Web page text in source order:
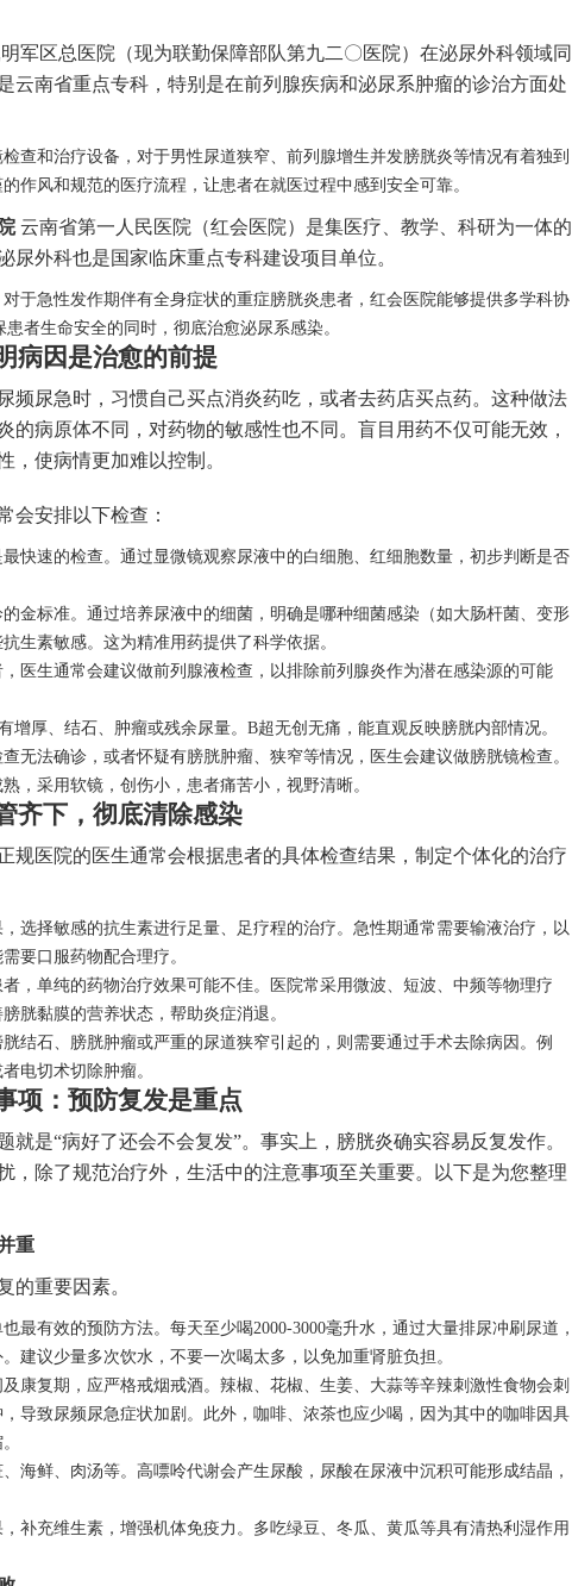
军区总医院（现为联勤保障部队第九二〇医院）在泌尿外科领域同
云南省重点专科，特别是在前列腺疾病和泌尿系肿瘤的诊治方面处
检查和治疗设备，对于男性尿道狭窄、前列腺增生并发膀胱炎等情况有着独到
作风和规范的医疗流程，让患者在就医过程中感到安全可靠。
云南省第一人民医院（红会医院）是集医疗、教学、科研为一体的
尿外科也是国家临床重点专科建设项目单位。
对于急性发作期伴有全身症状的重症膀胱炎患者，红会医院能够提供多学科协
者生命安全的同时，彻底治愈泌尿系感染。
病因是治愈的前提
频尿急时，习惯自己买点消炎药吃，或者去药店买点药。这种做法
的病原体不同，对药物的敏感性也不同。盲目用药不仅可能无效，
，使病情更加难以控制。
会安排以下检查：
最快速的检查。通过显微镜观察尿液中的白细胞、红细胞数量，初步判断是否
的金标准。通过培养尿液中的细菌，明确是哪种细菌感染（如大肠杆菌、变形
生素敏感。这为精准用药提供了科学依据。
，医生通常会建议做前列腺液检查，以排除前列腺炎作为潜在感染源的可能
增厚、结石、肿瘤或残余尿量。B超无创无痛，能直观反映膀胱内部情况。
查无法确诊，或者怀疑有膀胱肿瘤、狭窄等情况，医生会建议做膀胱镜检查。
，采用软镜，创伤小，患者痛苦小，视野清晰。
齐下，彻底清除感染
规医院的医生通常会根据患者的具体检查结果，制定个体化的治疗
，选择敏感的抗生素进行足量、足疗程的治疗。急性期通常需要输液治疗，以
要口服药物配合理疗。
者，单纯的药物治疗效果可能不佳。医院常采用微波、短波、中频等物理疗
胱黏膜的营养状态，帮助炎症消退。
胱结石、膀胱肿瘤或严重的尿道狭窄引起的，则需要通过手术去除病因。例
电切术切除肿瘤。
项：预防复发是重点
就是“病好了还会不会复发”。事实上，膀胱炎确实容易反复发作。
，除了规范治疗外，生活中的注意事项至关重要。以下是为您整理
重
的重要因素。
也最有效的预防方法。每天至少喝2000-3000毫升水，通过大量排尿冲刷尿道，
建议少量多次饮水，不要一次喝太多，以免加重肾脏负担。
及康复期，应严格戒烟戒酒。辣椒、花椒、生姜、大蒜等辛辣刺激性食物会刺
导致尿频尿急症状加剧。此外，咖啡、浓茶也应少喝，因为其中的咖啡因具
、海鲜、肉汤等。高嘌呤代谢会产生尿酸，尿酸在尿液中沉积可能形成结晶，
，补充维生素，增强机体免疫力。多吃绿豆、冬瓜、黄瓜等具有清热利湿作用